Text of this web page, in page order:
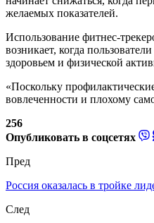
желаемых показателей.
Использование фитнес-
возникает, когда
здоровьем и физической
«Поскольку
вовлеченности и плохому
256
Опубликовать в соцсетях
Пред
Россия оказалась в тройке
След